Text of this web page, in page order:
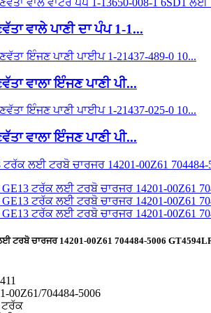
ਵਾਲੇ ਪਾਣੀ ਦਾ ਪੰਪ 1-1...
ਵਾਲਾ ਇੰਜਣ ਪਾਣੀ ਪੀ...
ਵਾਲਾ ਇੰਜਣ ਪਾਣੀ ਪੀ...
ਟਰਬੋ ਚਾਰਜਰ 14201-00Z61 704484-5006
00Z61/704484-5006
ਟਰੱਕ